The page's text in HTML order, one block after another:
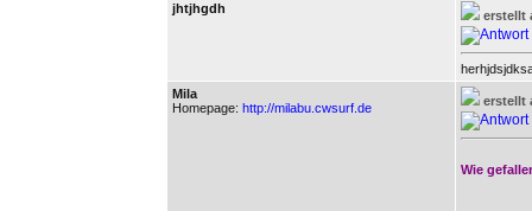
jhtjhgdh erstellt
Mila
Homepage: http://milabu.cwsurf.de erstellt
Wie